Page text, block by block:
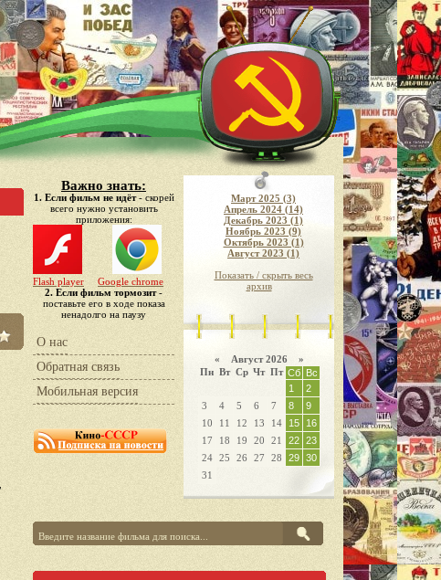
Важно знать:
1. Если фильм не идёт- скорей
всего нужно установить
приложения:
Flash player
Google chrome
2. Если фильм тормозит-
поставьте его в ходе показа
ненадолго на паузу
О нас
Обратная связь
Мобильная версия
Март 2025 (3)
Апрель 2024 (14)
Декабрь 2023 (1)
Ноябрь 2023 (9)
Октябрь 2023 (1)
Август 2023 (1)
Показать / скрыть весь
архив
« Август 2026 »
Пн Вт Ср Чт Пт Сб Вс
1
2
3
4 5 6 7 8
9
10
11 12 13 14 15
16
17
18 19 20 21 22 23
24 25 26 27 28 29 30
31